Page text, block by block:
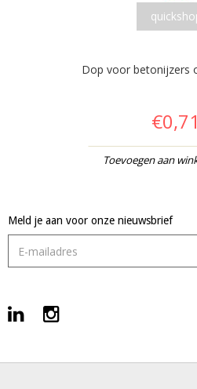
Dop voor betonijzers
€0,71
Toevoegen aan
Meld je aan voor onze nieuwsbrief